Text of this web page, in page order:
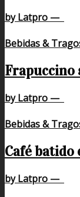
by Latpro —
Bebidas &
Frapuccino
by Latpro —
Bebidas &
Café batido
by Latpro —